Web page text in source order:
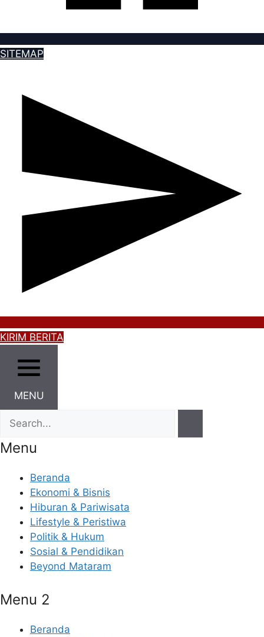
SITEMAP
KIRIM BERITA
MENU
Menu
Beranda
Ekonomi & Bisnis
Hiburan & Pariwisata
Lifestyle & Peristiwa
Politik & Hukum
Sosial & Pendidikan
Beyond Mataram
Menu 2
Beranda